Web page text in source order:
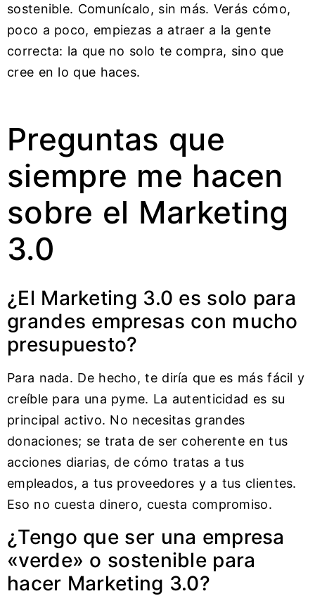
sostenible. Comunícalo, sin más. Verás cómo,
poco a poco, empiezas a atraer a la gente
correcta: la que no solo te compra, sino que
cree en lo que haces.
Preguntas que
siempre me hacen
sobre el Marketing
3.0
¿El Marketing 3.0 es solo para
grandes empresas con mucho
presupuesto?
Para nada. De hecho, te diría que es más fácil y
creíble para una pyme. La autenticidad es su
principal activo. No necesitas grandes
donaciones; se trata de ser coherente en tus
acciones diarias, de cómo tratas a tus
empleados, a tus proveedores y a tus clientes.
Eso no cuesta dinero, cuesta compromiso.
¿Tengo que ser una empresa
«verde» o sostenible para
hacer Marketing 3.0?